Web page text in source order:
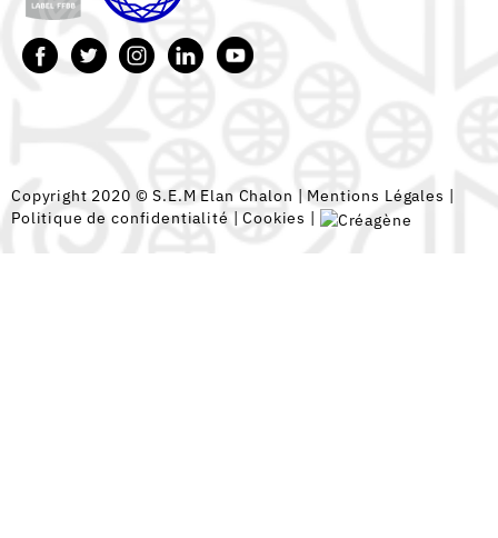
Copyright 2020 © S.E.M Elan Chalon | Mentions Légales |
Politique de confidentialité |Cookies |